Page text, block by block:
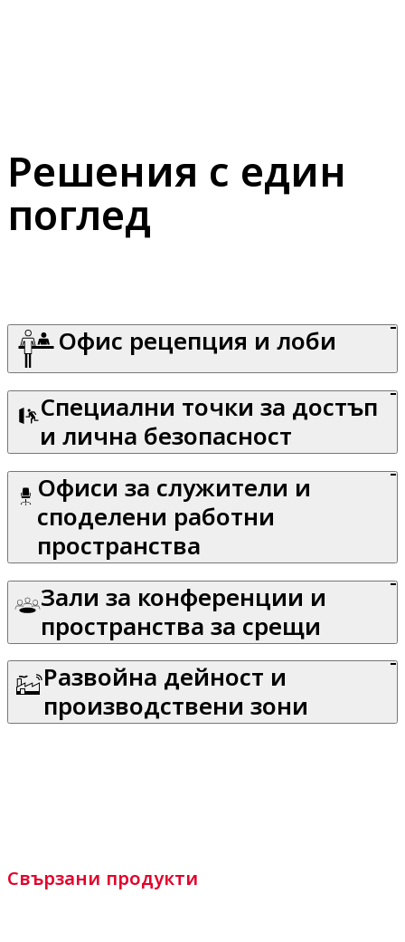
Решения с един
поглед
Офис рецепция и лоби
Специални точки за достъп
и лична безопасност
Офиси за служители и
споделени работни
пространства
Зали за конференции и
пространства за срещи
Развойна дейност и
производствени зони
Свързани продукти